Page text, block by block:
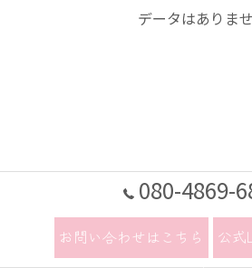
データはありま
080-4869-
お問い合わせはこちら 公式